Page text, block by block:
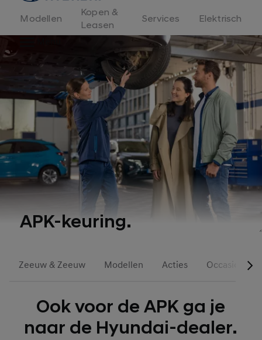
Modellen
Kopen &
Leasen
Services
Elektrisch
APK-keuring.
Zeeuw & Zeeuw Modellen Acties Occasions
Ook voor de APK ga je
naar de Hyundai-dealer.